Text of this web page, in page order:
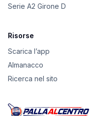
Serie A2 Girone D
Risorse
Scarica l’app
Almanacco
Ricerca nel sito